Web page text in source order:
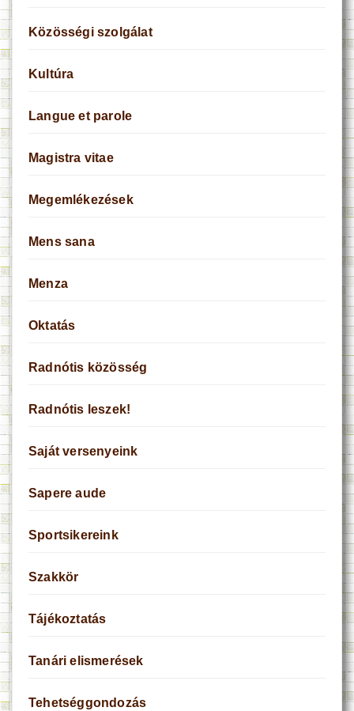
Közösségi szolgálat
Kultúra
Langue et parole
Magistra vitae
Megemlékezések
Mens sana
Menza
Oktatás
Radnótis közösség
Radnótis leszek!
Saját versenyeink
Sapere aude
Sportsikereink
Szakkör
Tájékoztatás
Tanári elismerések
Tehetséggondozás